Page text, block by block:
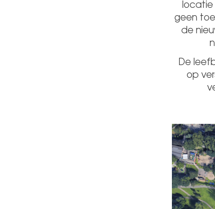
locatie
geen
de
De
op